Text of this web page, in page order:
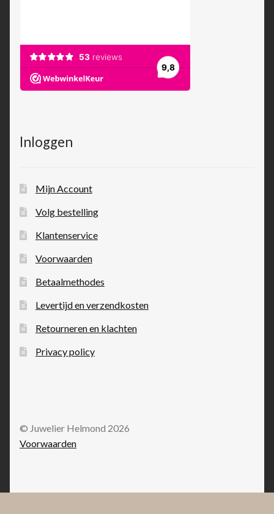
Inloggen
Mijn Account
Volg bestelling
Klantenservice
Voorwaarden
Betaalmethodes
Levertijd en verzendkosten
Retourneren en klachten
Privacy policy
© Juwelier Helmond 2026
Voorwaarden